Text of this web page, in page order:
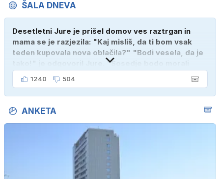
ŠALA DNEVA
Desetletni Jure je prišel domov ves raztrgan in
mama se je razjezila: "Kaj misliš, da ti bom vsak
teden kupovala nova oblačila?" "Bodi vesela, da je
tako!" je odgovoril Jure. "Sosedje bodo morali
kupiti novega sina, tako sem ga prebutal!"
1240 504
ANKETA